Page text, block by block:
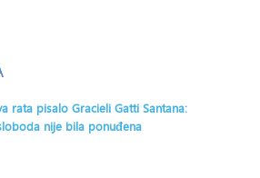
rata pisalo Gracieli Gatti Santana:
nije bila ponuđena